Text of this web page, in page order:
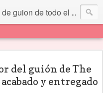
de todo el mundo... Y más.
del guión de The
y entregado